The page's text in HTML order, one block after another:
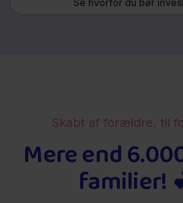
Se hvorfor du bør
Skabt af forældre, til
Mere end
familier!